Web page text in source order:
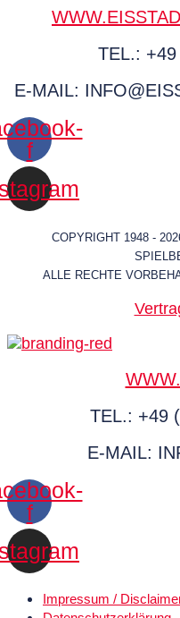
TEL.:
E-MAIL:
f
COPYRIGHT 1948 -
ALLE RECHTE
TEL.: +49
E-MAIL:
f
Impressum /